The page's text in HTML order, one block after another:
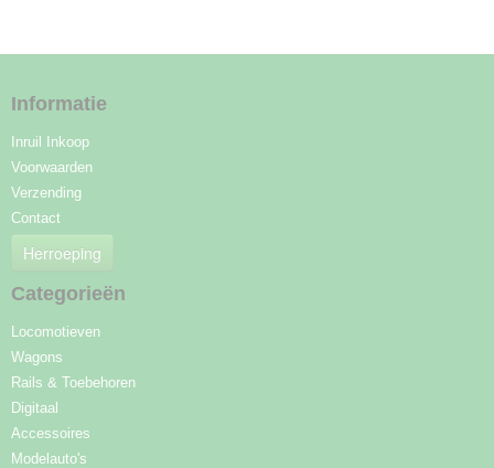
Informatie
Inruil Inkoop
Voorwaarden
Verzending
Contact
Herroeping
Categorieën
Locomotieven
Wagons
Rails & Toebehoren
Digitaal
Accessoires
Modelauto's